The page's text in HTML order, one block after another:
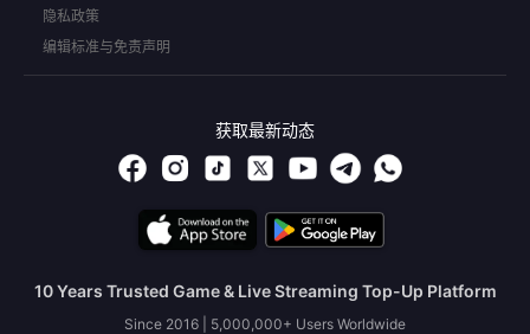
隐私政策
编辑标准与免责声明
获取最新动态
10 Years Trusted Game & Live Streaming Top-Up Platform
Since 2016 | 5,000,000+ Users Worldwide